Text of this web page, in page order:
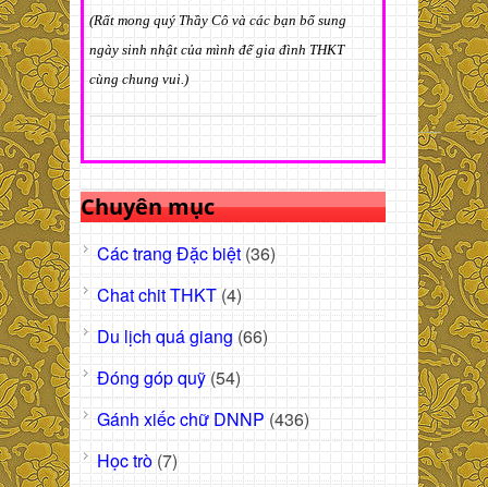
(Rất mong quý Thầy Cô và các bạn bổ sung
ngày sinh nhật của mình để gia đình THKT
cùng chung vui.)
Chuyên mục
Các trang Đặc biệt (36)
Chat chit THKT (4)
Du lịch quá giang (66)
Đóng góp quỹ (54)
Gánh xiếc chữ DNNP (436)
Học trò (7)